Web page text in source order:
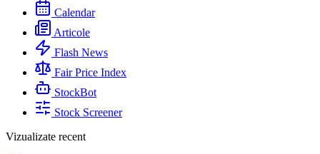
Calendar
Articole
Flash News
Fair Price Index
StockBot
Stock Screener
Vizualizate recent